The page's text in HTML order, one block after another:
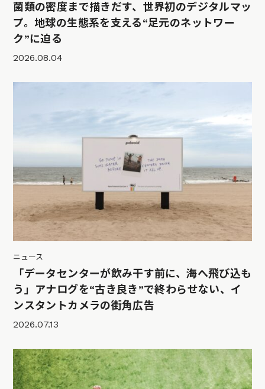
菌類の密度まで描きだす、世界初のデジタルマッ
プ。地球の生態系を支える“足元のネットワー
ク”に迫る
2026.08.04
ニュース
「データセンターが飲み干す前に、海へ飛び込も
う」アナログを“古き良き”で終わらせない、イ
ンスタントカメラの街角広告
2026.07.13